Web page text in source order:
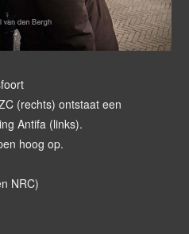
(rechts) ontstaat een
Antifa (links).
hoog op.
NRC)